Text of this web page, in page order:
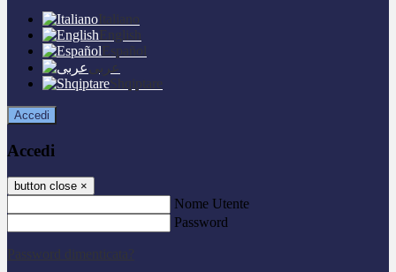
Italiano
English
Español
عربى
Shqiptare
Accedi
Accedi
button close ×
Nome Utente
Password
Password dimenticata?